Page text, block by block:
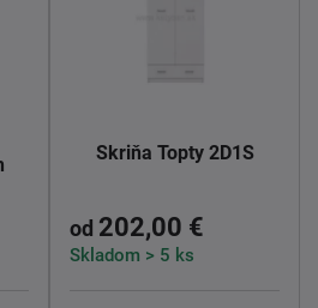
Skriňa Topty 2D1S
od 202,00 €
Skladom > 5 ks